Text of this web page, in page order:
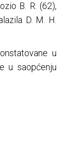
B. R. (62),
D. M. H.
u
u saopćenju